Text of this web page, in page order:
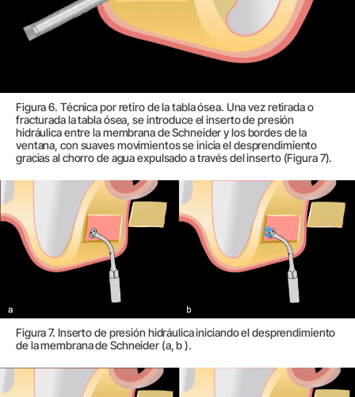
Figura 6. Técnica por retiro de la tabla ósea. Una vez retirada o
fracturada la tabla ósea, se introduce el inserto de presión
hidráulica entre la membrana de Schneider y los bordes de la
ventana, con suaves movimientos se inicia el desprendimiento
gracias al chorro de agua expulsado a través del inserto (Figura 7).
Figura 7. Inserto de presión hidráulica iniciando el desprendimiento
de la membrana de Schneider (a, b ).